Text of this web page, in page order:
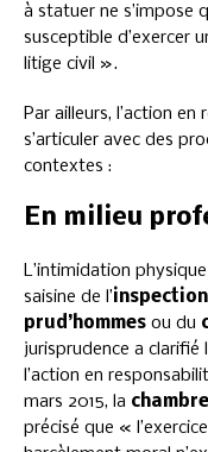
à statuer ne s’impose
susceptible d’exercer
litige civil ».
Par ailleurs, l’action
s’articuler avec des
contextes :
En milieu
L’intimidation
saisine de l’
prud’hommes ou du
jurisprudence a clarifié
l’action en
mars 2015, la
précisé que «